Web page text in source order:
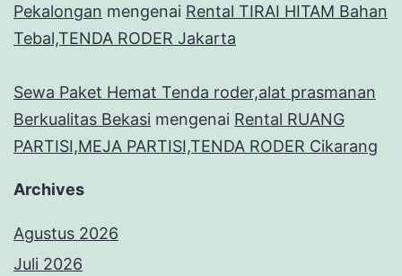
Pekalongan mengenai Rental TIRAI HITAM Bahan
Tebal,TENDA RODER Jakarta
Sewa Paket Hemat Tenda roder,alat prasmanan
Berkualitas Bekasi mengenai Rental RUANG
PARTISI,MEJA PARTISI,TENDA RODER Cikarang
Archives
Agustus 2026
Juli 2026